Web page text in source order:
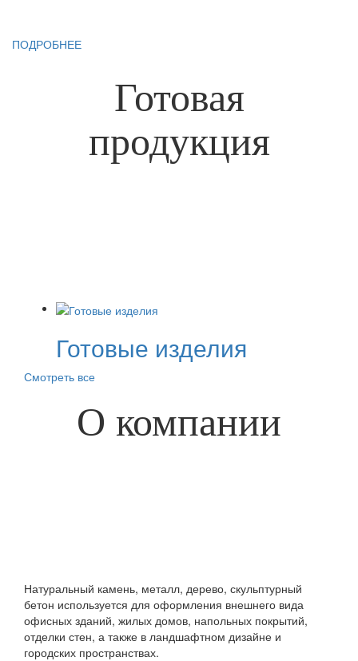
ПОДРОБНЕЕ
Готовая
продукция
Готовые изделия
Смотреть все
О компании
Натуральный камень, металл, дерево, скульптурный
бетон используется для оформления внешнего вида
офисных зданий, жилых домов, напольных покрытий,
отделки стен, а также в ландшафтном дизайне и
городских пространствах.